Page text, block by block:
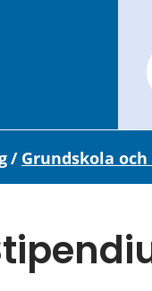
/ Grundskola